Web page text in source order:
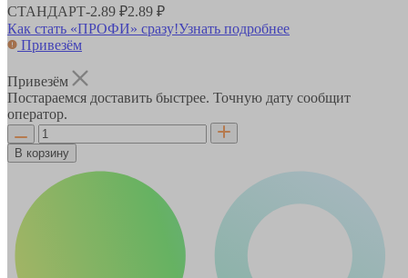
СТАНДАРТ-2.89 ₽2.89 ₽
Как стать «ПРОФИ» сразу!Узнать подробнее
Привезём
Привезём
Постараемся доставить быстрее. Точную дату сообщит
оператор.
В корзину